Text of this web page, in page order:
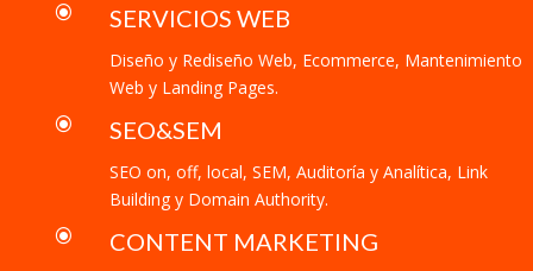
\ SERVICIOS WEB
Diseño y Rediseño Web, Ecommerce, Mantenimiento
Web y Landing Pages.
\ SEO&SEM
SEO on, off, local, SEM, Auditoría y Analítica, Link
Building y Domain Authority.
\ CONTENT MARKETING